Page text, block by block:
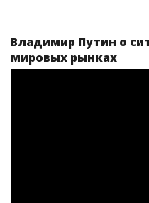
Владимир Путин о
мировых рынках